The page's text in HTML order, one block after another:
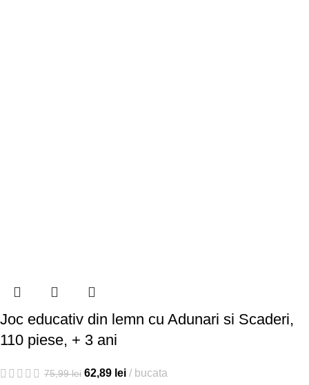
Joc educativ din lemn cu Adunari si Scaderi,
110 piese, + 3 ani
75,99lei 62,89 lei bucata